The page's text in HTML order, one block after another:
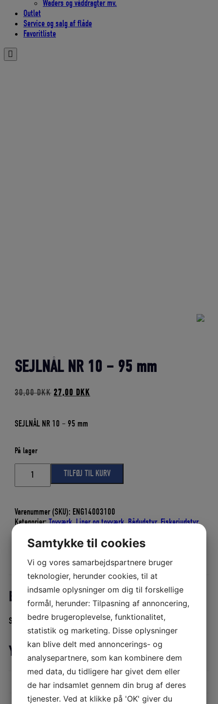
Waders og våddragter mv.
Outlet
Service og salg af flåde
Favoritliste
SEJLNÅL NR 10 – 95 mm
30,00DKK Den
var:
27,00 DKK
SEJLNÅL NR 10 – 95 mm
På lager
10
95
mm
antal
TILFØJ TIL KURV
Varenummer (SKU): ENG14003100
Kategorier:Tovværk,Liner og tovværk,Bådudstyr,Fiskeriudstyr,
Beskrivelse Yderligere information
Beskrivelse
SEJLNÅL NR 10 – 95 mm
Yderligere information
Vægt 0,01 kg
Samtykke til cookies
Vi og vores samarbejdspartnere bruger
teknologier, herunder cookies, til at
indsamle oplysninger om dig til forskellige
formål, herunder: Tilpasning af annoncering,
bedre brugeroplevelse, funktionalitet,
statistik og marketing. Disse oplysninger
kan blive delt med annoncerings- og
analysepartnere, som kan kombinere dem
med data, du tidligere har givet dem eller
de har indsamlet gennem din brug af deres
tjenester. Ved at klikke på 'OK' giver du